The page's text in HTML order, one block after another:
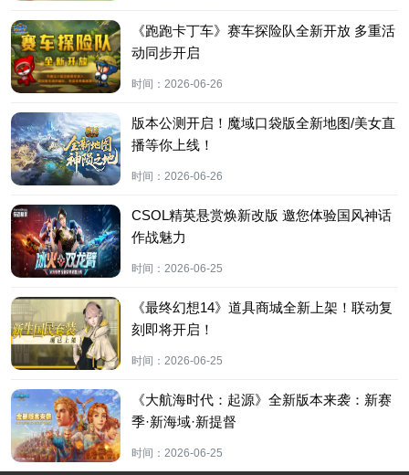
《跑跑卡丁车》赛车探险队全新开放 多重活
动同步开启
时间： 2026-06-26
版本公测开启！魔域口袋版全新地图/美女直
播等你上线！
时间： 2026-06-26
CSOL精英悬赏焕新改版 邀您体验国风神话
作战魅力
时间： 2026-06-25
《最终幻想14》道具商城全新上架！联动复
刻即将开启！
时间： 2026-06-25
《大航海时代：起源》全新版本来袭：新赛
季·新海域·新提督
时间： 2026-06-25